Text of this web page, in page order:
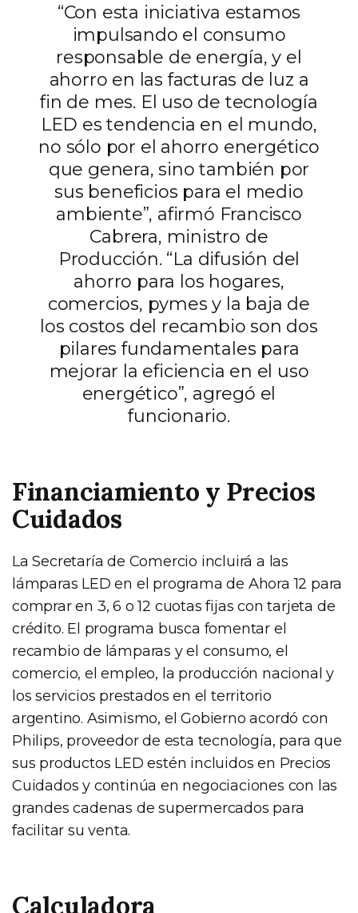
“Con esta iniciativa estamos
impulsando el consumo
responsable de energía, y el
ahorro en las facturas de luz a
fin de mes. El uso de tecnología
LED es tendencia en el mundo,
no sólo por el ahorro energético
que genera, sino también por
sus beneficios para el medio
ambiente”, afirmó Francisco
Cabrera, ministro de
Producción. “La difusión del
ahorro para los hogares,
comercios, pymes y la baja de
los costos del recambio son dos
pilares fundamentales para
mejorar la eficiencia en el uso
energético”, agregó el
funcionario.
Financiamiento y Precios
Cuidados
La Secretaría de Comercio incluirá a las
lámparas LED en el programa de Ahora 12 para
comprar en 3, 6 o 12 cuotas fijas con tarjeta de
crédito. El programa busca fomentar el
recambio de lámparas y el consumo, el
comercio, el empleo, la producción nacional y
los servicios prestados en el territorio
argentino. Asimismo, el Gobierno acordó con
Philips, proveedor de esta tecnología, para que
sus productos LED estén incluidos en Precios
Cuidados y continúa en negociaciones con las
grandes cadenas de supermercados para
facilitar su venta.
Calculadora